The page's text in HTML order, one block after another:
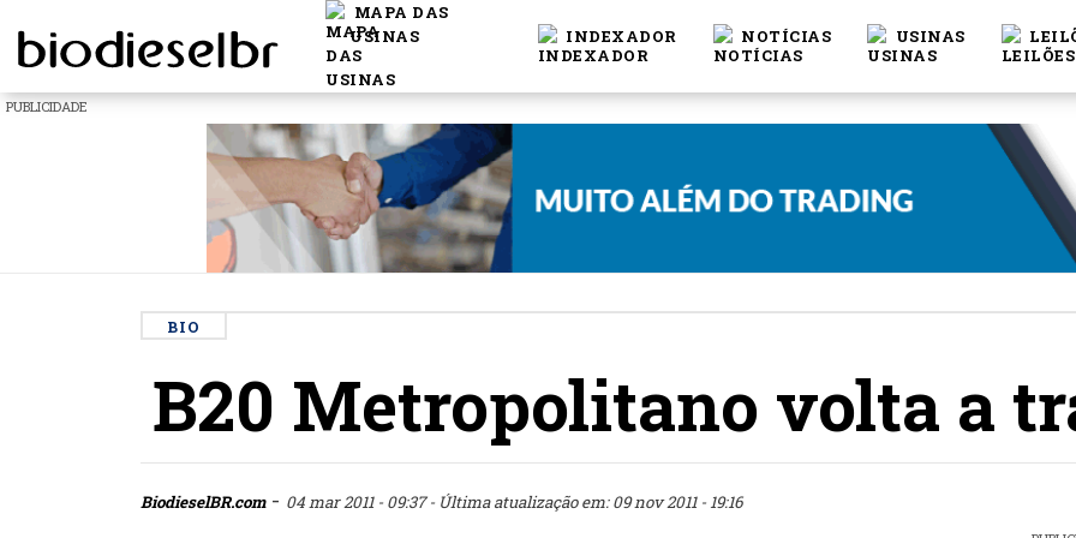
MAPA DAS
USINAS
INDEXADOR NOTÍCIAS USINAS
PUBLICIDADE
BIO
B20 Metropolitano volta a
BiodieselBR.com- 04 mar 2011 - 09:37- Última atualização em: 09 nov 2011 - 19:16